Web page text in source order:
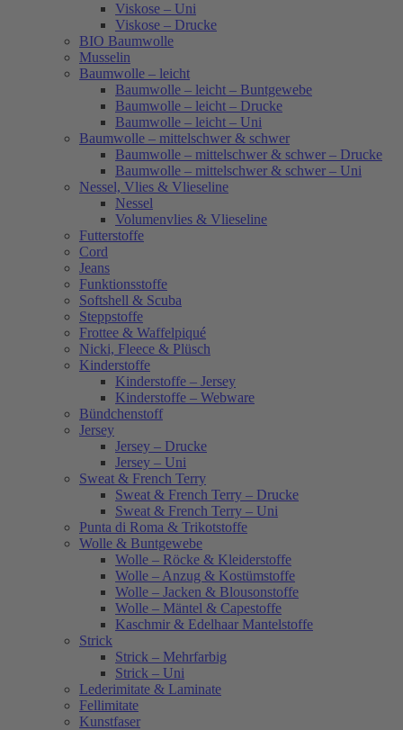
Viskose – Uni
Viskose – Drucke
BIO Baumwolle
Musselin
Baumwolle – leicht
Baumwolle – leicht – Buntgewebe
Baumwolle – leicht – Drucke
Baumwolle – leicht – Uni
Baumwolle – mittelschwer & schwer
Baumwolle – mittelschwer & schwer – Drucke
Baumwolle – mittelschwer & schwer – Uni
Nessel, Vlies & Vlieseline
Nessel
Volumenvlies & Vlieseline
Futterstoffe
Cord
Jeans
Funktionsstoffe
Softshell & Scuba
Steppstoffe
Frottee & Waffelpiqué
Nicki, Fleece & Plüsch
Kinderstoffe
Kinderstoffe – Jersey
Kinderstoffe – Webware
Bündchenstoff
Jersey
Jersey – Drucke
Jersey – Uni
Sweat & French Terry
Sweat & French Terry – Drucke
Sweat & French Terry – Uni
Punta di Roma & Trikotstoffe
Wolle & Buntgewebe
Wolle – Röcke & Kleiderstoffe
Wolle – Anzug & Kostümstoffe
Wolle – Jacken & Blousonstoffe
Wolle – Mäntel & Capestoffe
Kaschmir & Edelhaar Mantelstoffe
Strick
Strick – Mehrfarbig
Strick – Uni
Lederimitate & Laminate
Fellimitate
Kunstfaser